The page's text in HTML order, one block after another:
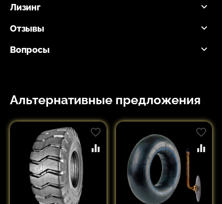
Лизинг
Отзывы
Вопросы
Альтернативные предложения